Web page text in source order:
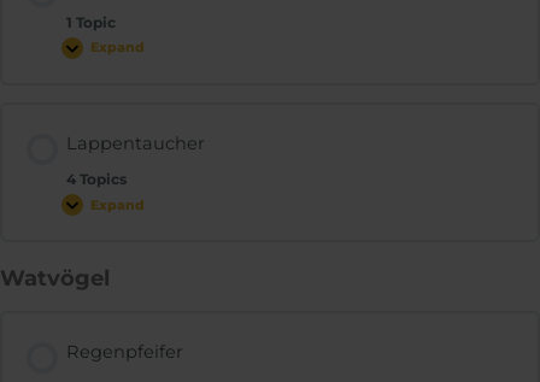
1 Topic
Expand
Lappentaucher
4 Topics
Expand
Watvögel
Regenpfeifer